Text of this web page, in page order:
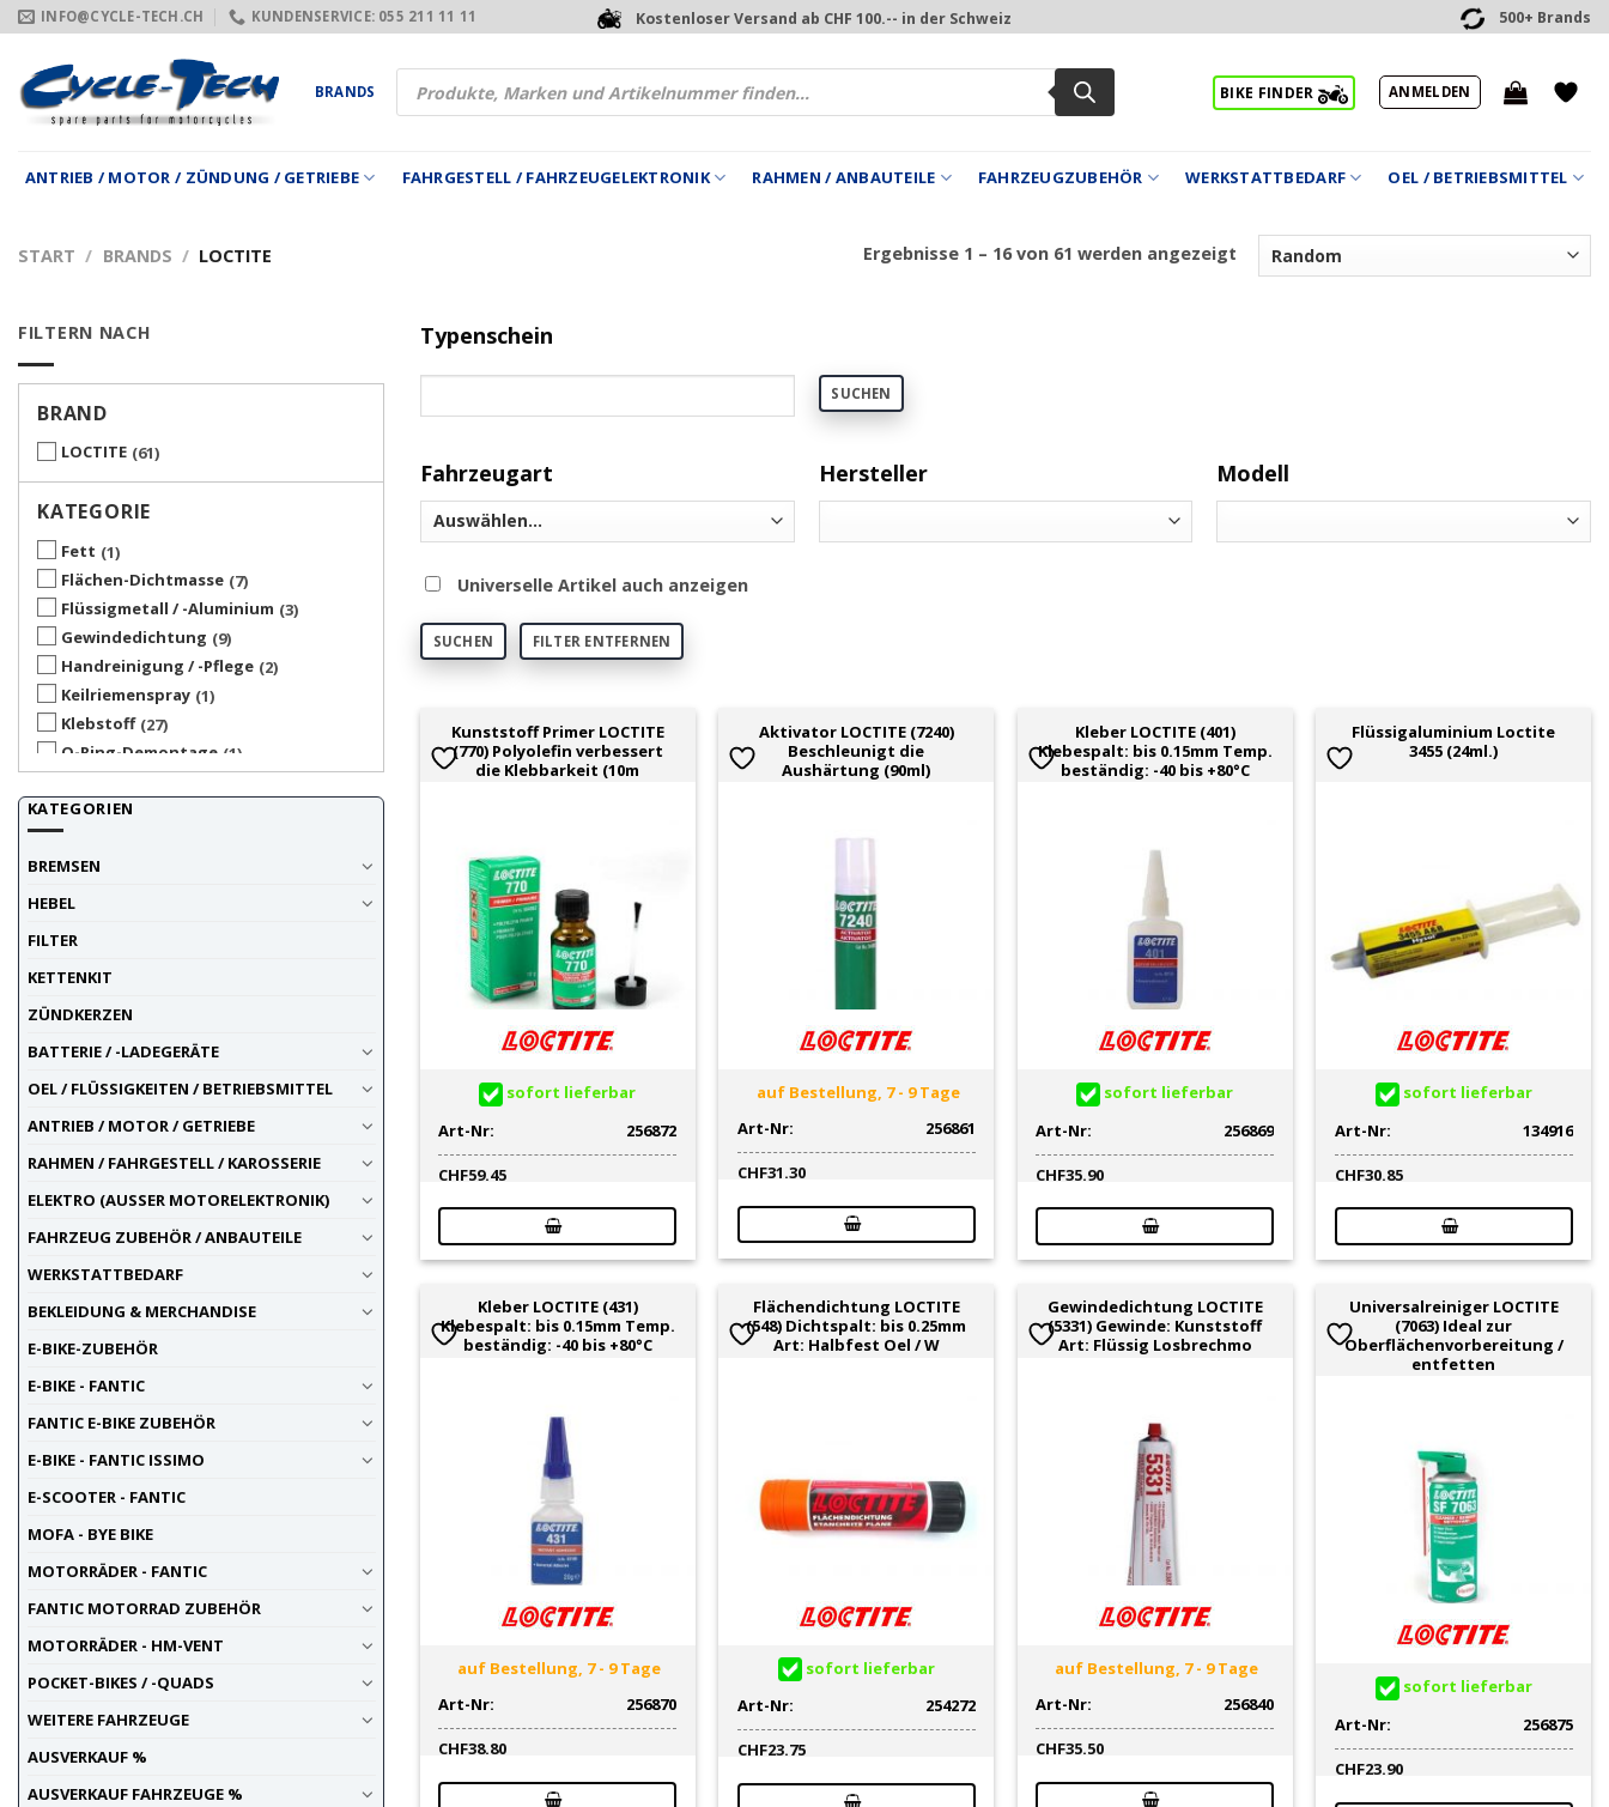
Zum
Inhalt
springen
INFO@CYCLE-TECH.CH KUNDENSERVICE: 055 211 11 11 Kostenloser Versand ab CHF 100.-- in der Schweiz 500+ Brands
BRANDS
Products
search
BIKE FINDER ANMELDEN
ANTRIEB / MOTOR / ZÜNDUNG / GETRIEBE FAHRGESTELL / FAHRZEUGELEKTRONIK RAHMEN / ANBAUTEILE FAHRZEUGZUBEHÖR WERKSTATTBEDARF OEL / BETRIEBSMITTEL
START / BRANDS / LOCTITE Ergebnisse 1 – 16 von 61 werden angezeigt
FILTERN NACH
BRAND
LOCTITE 61
KATEGORIE
Fett 1
Flächen-Dichtmasse 7
Flüssigmetall / -Aluminium 3
Gewindedichtung
9
Handreinigung / -Pflege 2
Keilriemenspray 1
Klebstoff 27
O-Ring-Demontage 1
Schraubensicherung
Tankversiegelung / -Sanierung
Teilereiniger / Entfetter
KATEGORIEN
BREMSEN
HEBEL
FILTER
KETTENKIT
ZÜNDKERZEN
BATTERIE / -LADEGERÄTE
OEL / FLÜSSIGKEITEN / BETRIEBSMITTEL
ANTRIEB / MOTOR / GETRIEBE
RAHMEN / FAHRGESTELL / KAROSSERIE
ELEKTRO (AUSSER MOTORELEKTRONIK)
FAHRZEUG ZUBEHÖR / ANBAUTEILE
WERKSTATTBEDARF
BEKLEIDUNG & MERCHANDISE
E-BIKE-ZUBEHÖR
E-BIKE - FANTIC
FANTIC E-BIKE ZUBEHÖR
E-BIKE - FANTIC ISSIMO
E-SCOOTER - FANTIC
MOFA - BYE BIKE
MOTORRÄDER - FANTIC
FANTIC MOTORRAD ZUBEHÖR
MOTORRÄDER - HM-VENT
POCKET-BIKES / -QUADS
WEITERE FAHRZEUGE
AUSVERKAUF %
AUSVERKAUF FAHRZEUGE %
Typenschein
SUCHEN
Fahrzeugart Hersteller Modell
Universelle Artikel auch anzeigen
SUCHEN FILTER ENTFERNEN
Kunststoff Primer LOCTITE
(770) Polyolefin verbessert
die Klebbarkeit (10m
sofort lieferbar
Art-Nr:
256872
CHF59.45
Aktivator LOCTITE (7240)
Beschleunigt die
Aushärtung (90ml)
auf Bestellung, 7 - 9 Tage
Art-Nr:
256861
CHF31.30
Kleber LOCTITE (401)
Klebespalt: bis 0.15mm Temp.
beständig: -40 bis +80°C
sofort lieferbar
Art-Nr:
256869
CHF35.90
Flüssigaluminium Loctite
3455 (24ml.)
sofort lieferbar
Art-Nr:
134916
CHF30.85
Kleber LOCTITE (431)
Klebespalt: bis 0.15mm Temp.
beständig: -40 bis +80°C
auf Bestellung, 7 - 9 Tage
Art-Nr:
256870
CHF38.80
Flächendichtung LOCTITE
(548) Dichtspalt: bis 0.25mm
Art: Halbfest Oel / W
sofort lieferbar
Art-Nr:
254272
CHF23.75
Gewindedichtung LOCTITE
(5331) Gewinde: Kunststoff
Art: Flüssig Losbrechmo
auf Bestellung, 7 - 9 Tage
Art-Nr:
256840
CHF35.50
Universalreiniger LOCTITE
(7063) Ideal zur
Oberflächenvorbereitung /
entfetten
sofort lieferbar
Art-Nr:
256875
CHF23.90